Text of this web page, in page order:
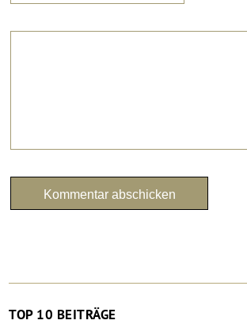
TOP 10 BEITRÄGE